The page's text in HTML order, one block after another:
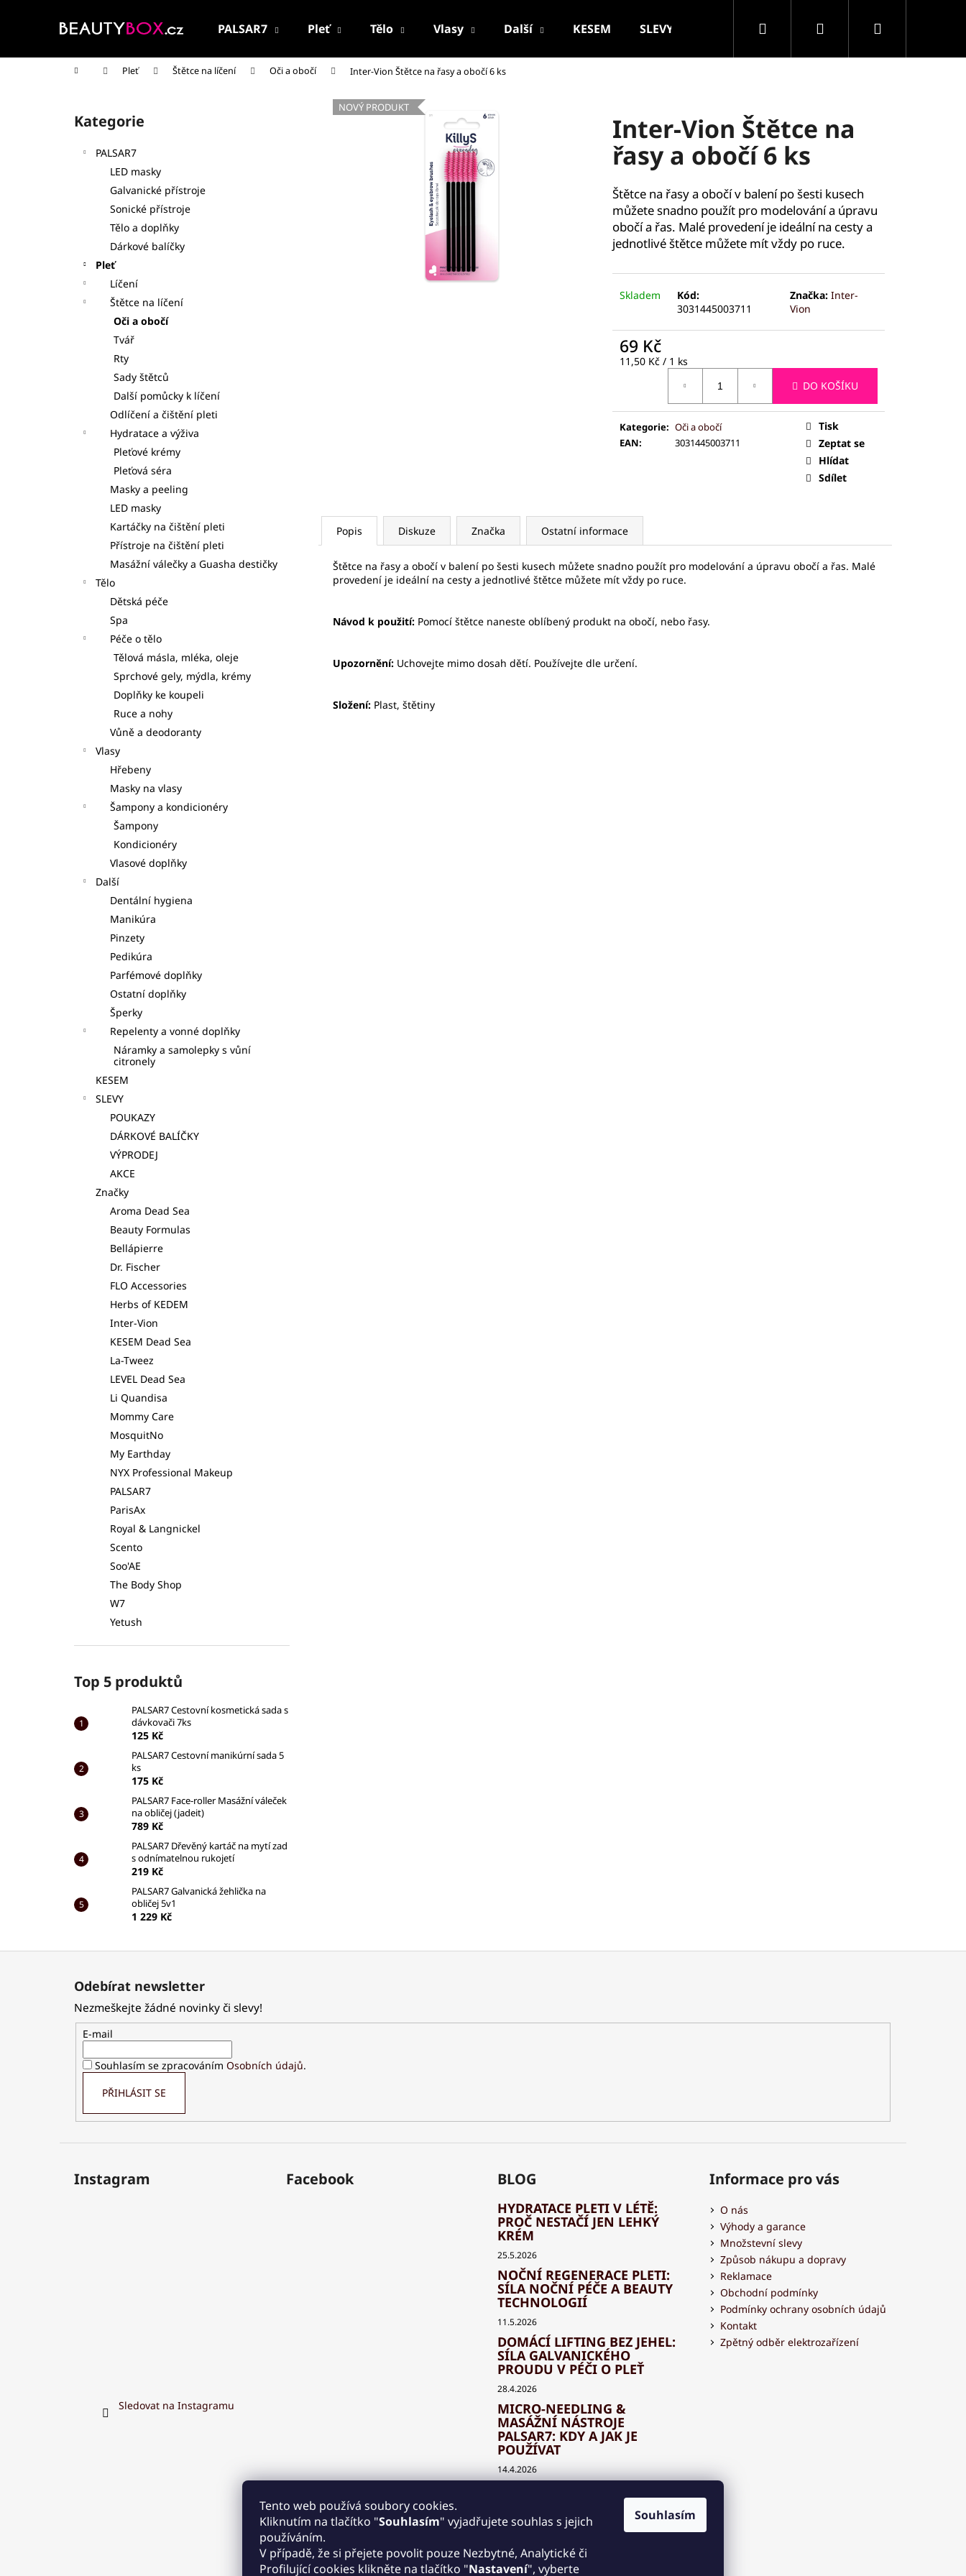
Tento web používá soubory cookies.
Kliknutím na tlačítko "Souhlasím" vyjadřujete souhlas s jejich
používáním.
V případě, že si přejete povolit pouze Nezbytné, Analytické či
Profilující cookies klikněte na tlačítko "Nastavení", vyberte
Souhlasím
PALSAR7 Pleť Tělo Vlasy Další KESEM SLEVY VELKOOBCHOD
Hledat PřihlášeníNákupní
Domů Pleť Štětce na líčení Oči a obočí Inter-Vion Štětce na řasy a obočí 6 ks
Přeskočit
kategorie
Kategorie
PALSAR7
LED masky
Galvanické přístroje
Sonické přístroje
Tělo a doplňky
Dárkové balíčky
Pleť
Líčení
Štětce na líčení
Oči a obočí
Tvář
Rty
Sady štětců
Další pomůcky k líčení
Odlíčení a čištění pleti
Hydratace a výživa
Pleťové krémy
Pleťová séra
Masky a peeling
LED masky
Kartáčky na čištění pleti
Přístroje na čištění pleti
Masážní válečky a Guasha destičky
Tělo
Dětská péče
Spa
Péče o tělo
Tělová másla, mléka, oleje
Sprchové gely, mýdla, krémy
Doplňky ke koupeli
Ruce a nohy
Vůně a deodoranty
Vlasy
Hřebeny
Masky na vlasy
Šampony a kondicionéry
Šampony
Kondicionéry
Vlasové doplňky
Další
Dentální hygiena
Manikúra
Pinzety
Pedikúra
Parfémové doplňky
Ostatní doplňky
Šperky
Repelenty a vonné doplňky
Náramky a samolepky s vůní
citronely
KESEM
SLEVY
POUKAZY
DÁRKOVÉ BALÍČKY
VÝPRODEJ
AKCE
Značky
Aroma Dead Sea
Beauty Formulas
Bellápierre
Dr. Fischer
FLO Accessories
Herbs of KEDEM
Inter-Vion
KESEM Dead Sea
La-Tweez
LEVEL Dead Sea
Li Quandisa
Mommy Care
MosquitNo
My Earthday
NYX Professional Makeup
PALSAR7
ParisAx
Royal & Langnickel
Scento
Soo'AE
The Body Shop
W7
Yetush
Top 5 produktů
PALSAR7 Cestovní kosmetická sada s
dávkovači 7ks
125 Kč
PALSAR7 Cestovní manikúrní sada 5
ks
175 Kč
PALSAR7 Face-roller Masážní váleček
na obličej (jadeit)
789 Kč
PALSAR7 Dřevěný kartáč na mytí zad
s odnímatelnou rukojetí
219 Kč
PALSAR7 Galvanická žehlička na
obličej 5v1
1 229 Kč
Inter-Vion Štětce na
řasy a obočí 6 ks
Štětce na řasy a obočí v balení po šesti kusech
můžete snadno použít pro modelování a úpravu
obočí a řas. Malé provedení je ideální na cesty a
jednotlivé štětce můžete mít vždy po ruce.
Skladem
Kód:
3031445003711
Značka: Inter-
Vion
69 Kč
Měrná
11,50 Kč / 1 ks
DO KOŠÍKU
Kategorie: Oči a obočí
EAN: 3031445003711
Tisk
Zeptat se
Hlídat
Sdílet
NOVÝ PRODUKT
Popis Diskuze Značka Ostatní informace
Štětce na řasy a obočí v balení po šesti kusech můžete snadno použít pro modelování a úpravu obočí a řas. Malé
provedení je ideální na cesty a jednotlivé štětce můžete mít vždy po ruce.
Návod k použití: Pomocí štětce naneste oblíbený produkt na obočí, nebo řasy.
Upozornění: Uchovejte mimo dosah dětí. Používejte dle určení.
Složení: Plast, štětiny
í
Zpět
do
Zpět
do
Co potřebujete najít?
Doporučujeme
PALSAR7 CESTOVNÍ KOSMETICKÁ SADA
S DÁVKOVAČI 7KS
125 Kč
PALSAR7 FACE-ROLLER MASÁŽNÍ
Z
Odebírat newsletter
Nezmeškejte žádné novinky či slevy!
E-mail
Souhlasím se zpracováním Osobních údajů.
PŘIHLÁSIT SE
Instagram
Sledovat na Instagramu
Facebook BLOG
HYDRATACE PLETI V LÉTĚ:
PROČ NESTAČÍ JEN LEHKÝ
KRÉM
25.5.2026
NOČNÍ REGENERACE PLETI:
SÍLA NOČNÍ PÉČE A BEAUTY
TECHNOLOGIÍ
11.5.2026
DOMÁCÍ LIFTING BEZ JEHEL:
SÍLA GALVANICKÉHO
PROUDU V PÉČI O PLEŤ
28.4.2026
MICRO-NEEDLING &
MASÁŽNÍ NÁSTROJE
PALSAR7: KDY A JAK JE
POUŽÍVAT
14.4.2026
BEAUTY TECHNOLOGIE S
KLASICKOU KOSMETIKOU?
LED TERAPIE DOMA: JAK
SVĚTELNÉ MASKY PALSAR7
Informace pro vás
O nás
Výhody a garance
Množstevní slevy
Způsob nákupu a dopravy
Reklamace
Obchodní podmínky
Podmínky ochrany osobních údajů
Kontakt
Zpětný odběr elektrozařízení